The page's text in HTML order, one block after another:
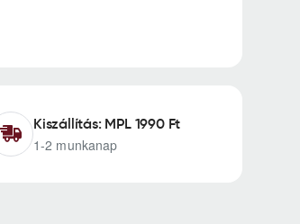
Kiszállítás: MPL 1990 Ft
1-2 munkanap